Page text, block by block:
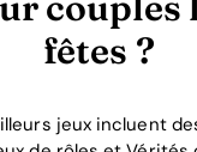
fêtes ?
jeux incluent